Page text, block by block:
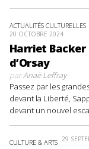
ACTUALITÉS CULTURELLES
20 OCTOBRE 2024
Harriet Backer
d’Orsay
parAnaë Leffray
Passez par les
devant la Liberté,
devant un nouvel
CULTURE & ARTS 29